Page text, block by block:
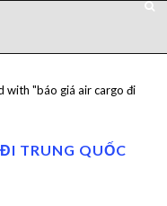
with "báo giá air cargo đi
TRUNG QUỐC